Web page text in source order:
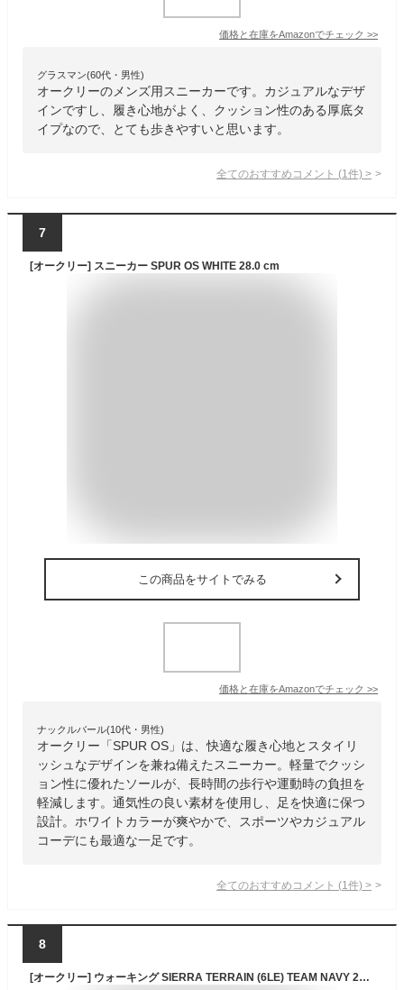
価格と在庫をAmazonでチェック >>
グラスマン(60代・男性)
オークリーのメンズ用スニーカーです。カジュアルなデザ
インですし、履き心地がよく、クッション性のある厚底タ
イプなので、とても歩きやすいと思います。
全てのおすすめコメント (1 件) >
7
[オークリー] スニーカー SPUR OS WHITE 28.0 cm
この商品をサイトでみる
価格と在庫をAmazonでチェック >>
ナックルバール(10代・男性)
オークリー「SPUR OS」は、快適な履き心地とスタイリ
ッシュなデザインを兼ね備えたスニーカー。軽量でクッシ
ョン性に優れたソールが、長時間の歩行や運動時の負担を
軽減します。通気性の良い素材を使用し、足を快適に保つ
設計。ホワイトカラーが爽やかで、スポーツやカジュアル
コーデにも最適な一足です。
全てのおすすめコメント (1 件) >
8
[オークリー] ウォーキング SIERRA TERRAIN (6LE) TEAM NAVY 27.5 cm